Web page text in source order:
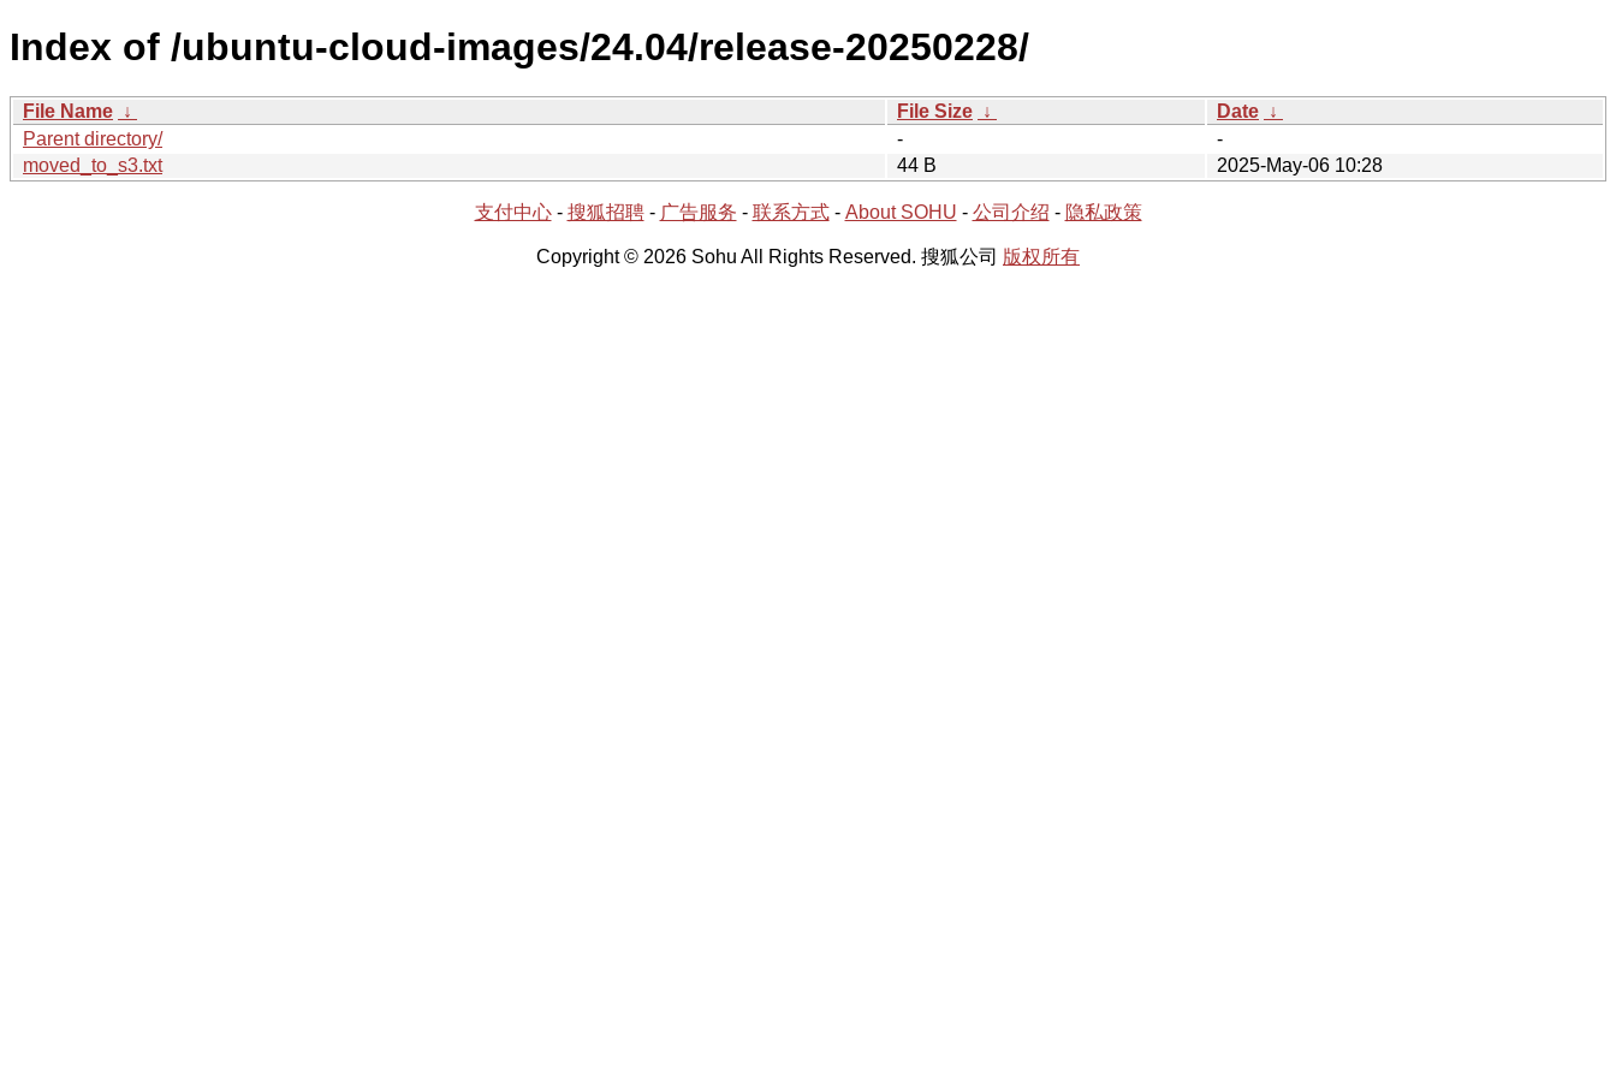
Index of /ubuntu-cloud-images/24.04/release-20250228/
File Name ↓ File Size ↓ Date ↓
Parent directory/
-
-
moved_to_s3.txt
44 B 2025-May-06 10:28
支付中心- 搜狐招聘- 广告服务 - 联系方式- About SOHU - 公司介绍 - 隐私政策
Copyright © 2026 Sohu All Rights Reserved. 搜狐公司 版权所有